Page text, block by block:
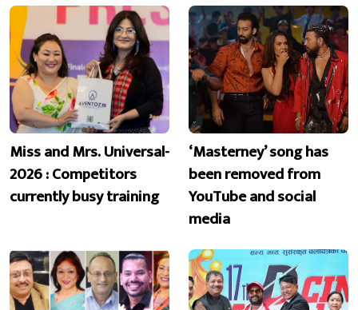
Miss and Mrs. Universal-
2026 : Competitors
currently busy training
‘Masterney’ song has
been removed from
YouTube and social
media